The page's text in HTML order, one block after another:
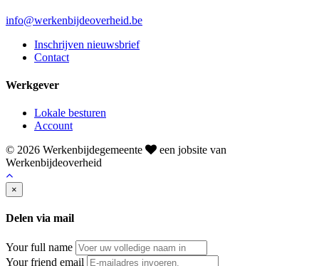
info@werkenbijdeoverheid.be
Inschrijven nieuwsbrief
Contact
Werkgever
Lokale besturen
Account
© 2026 Werkenbijdegemeente
een jobsite van
Werkenbijdeoverheid
×
Delen via mail
Your full name
Your friend email